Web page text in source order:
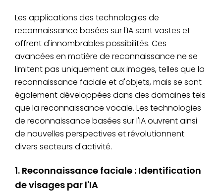
Les applications des technologies de
reconnaissance basées sur l'IA sont vastes et
offrent d'innombrables possibilités. Ces
avancées en matière de reconnaissance ne se
limitent pas uniquement aux images, telles que la
reconnaissance faciale et d'objets, mais se sont
également développées dans des domaines tels
que la reconnaissance vocale. Les technologies
de reconnaissance basées sur l'IA ouvrent ainsi
de nouvelles perspectives et révolutionnent
divers secteurs d'activité.
1. Reconnaissance faciale : Identification
de visages par l'IA